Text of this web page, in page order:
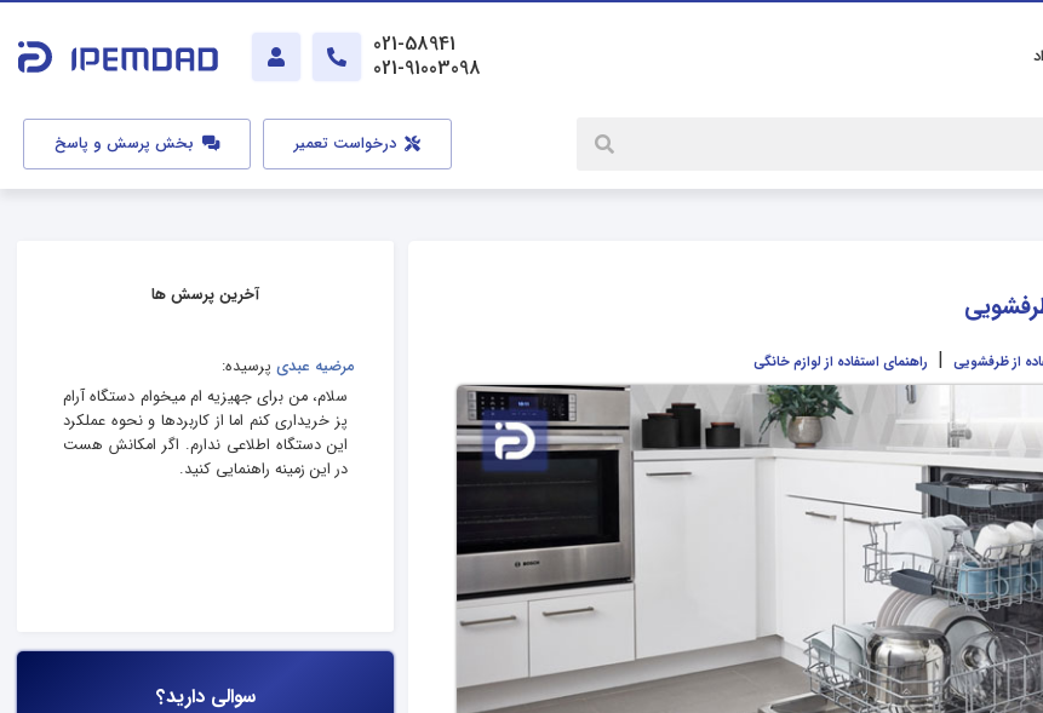
021-58941
021-91003098
درخواست تعمیر بخش پرسش و پاسخ
از ظرفشویی | راهنمای استفاده از لوازم خانگی
آخرین پرسش ها
مرضیه عبدی پرسیده:
سلام، من برای جهیزیه‌ ام میخوام دستگاه آرام
پز خریداری کنم اما از کاربردها و نحوه عملکرد
این دستگاه اطلاعی ندارم. اگر امکانش هست
در این زمینه راهنمایی کنید.
سوالی دارید؟